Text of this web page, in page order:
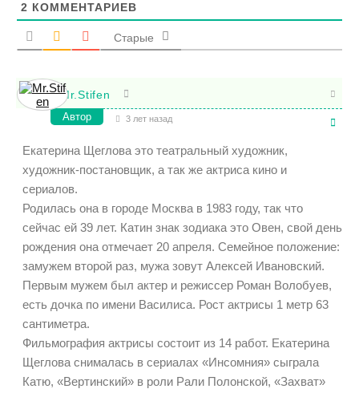
2 КОММЕНТАРИЕВ
Старые
Mr.Stifen
Автор 3 лет назад
Екатерина Щеглова это театральный художник,
художник-постановщик, а так же актриса кино и
сериалов.
Родилась она в городе Москва в 1983 году, так что
сейчас ей 39 лет. Катин знак зодиака это Овен, свой день
рождения она отмечает 20 апреля. Семейное положение:
замужем второй раз, мужа зовут Алексей Ивановский.
Первым мужем был актер и режиссер Роман Волобуев,
есть дочка по имени Василиса. Рост актрисы 1 метр 63
сантиметра.
Фильмография актрисы состоит из 14 работ. Екатерина
Щеглова снималась в сериалах «Инсомния» сыграла
Катю, «Вертинский» в роли Рали Полонской, «Захват»